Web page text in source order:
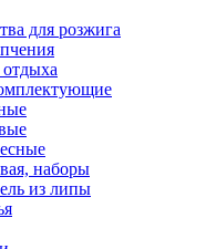
для розжига
наборы
из липы